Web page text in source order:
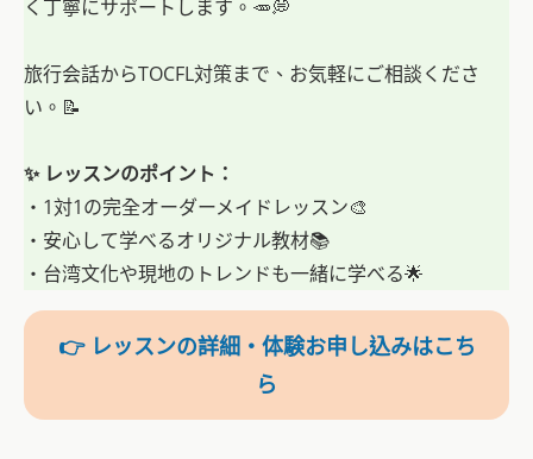
く丁寧にサポートします。🥕💭
旅行会話からTOCFL対策まで、お気軽にご相談くださ
い。📝
✨ レッスンのポイント：
・1対1の完全オーダーメイドレッスン🎨
・安心して学べるオリジナル教材📚
・台湾文化や現地のトレンドも一緒に学べる🌟
👉 レッスンの詳細・体験お申し込みはこち
ら